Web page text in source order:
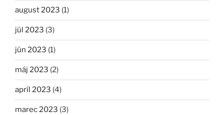
august 2023 (1)
júl 2023 (3)
jún 2023 (1)
máj 2023 (2)
apríl 2023 (4)
marec 2023 (3)